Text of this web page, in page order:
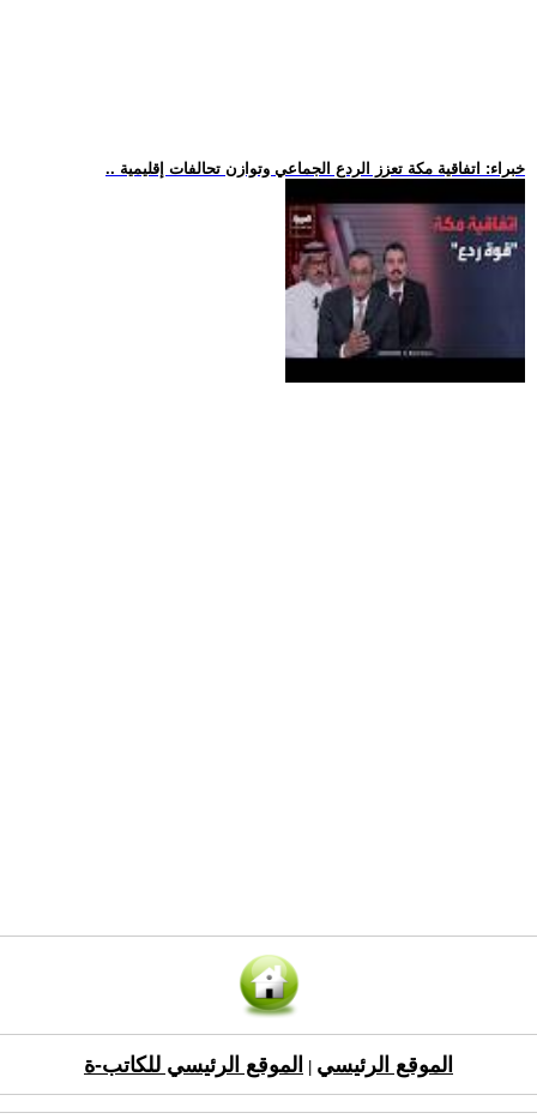
.. خبراء: اتفاقية مكة تعزز الردع الجماعي وتوازن تحالفات إقليمية
الموقع الرئيسي الموقع الرئيسي للكاتب-ة